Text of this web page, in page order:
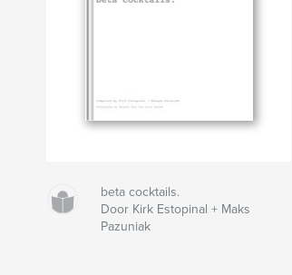
beta cocktails.
Door Kirk Estopinal + Maks
Pazuniak